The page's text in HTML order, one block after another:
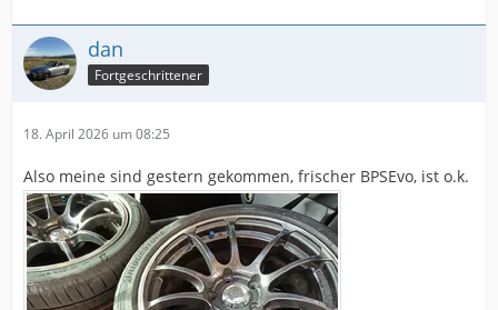
dan
Fortgeschrittener
18. April 2026 um 08:25
Also meine sind gestern gekommen, frischer BPSEvo, ist o.k.